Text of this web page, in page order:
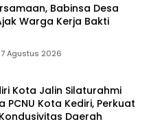
Babinsa Desa
Warga Kerja Bakti
7 Agustus 2026
Kota Jalin Silaturahmi
PCNU Kota Kediri, Perkuat
Daerah